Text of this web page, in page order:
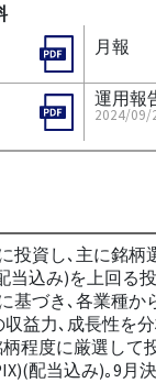
月報
運用報
2024/09/
投資し､主に銘柄
当込み)を上回る
基づき､各業種か
益力､成長性を
程度に厳選して
配当込み)｡9月